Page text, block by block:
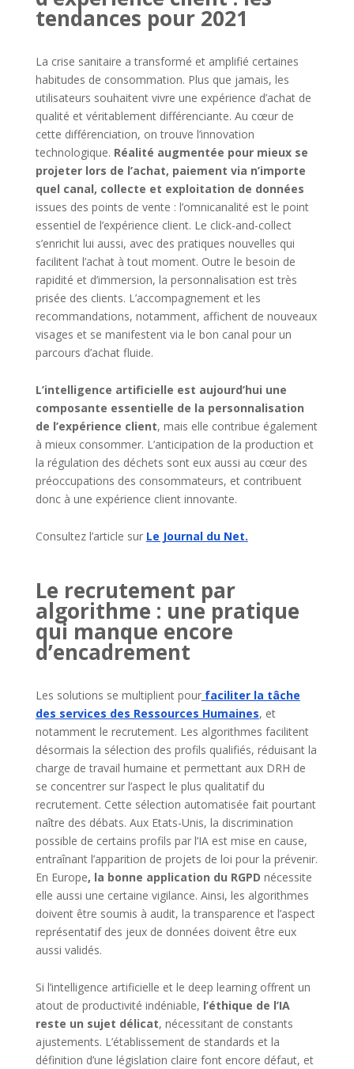
tendances pour 2021
La crise sanitaire a transformé et amplifié certaines
habitudes de consommation. Plus que jamais, les
utilisateurs souhaitent vivre une expérience d’achat de
qualité et véritablement différenciante. Au cœur de
cette différenciation, on trouve l’innovation
technologique. Réalité augmentée pour mieux se
projeter lors de l’achat, paiement via n’importe
quel canal, collecte et exploitation de données
issues des points de vente : l’omnicanalité est le point
essentiel de l’expérience client. Le click-and-collect
s’enrichit lui aussi, avec des pratiques nouvelles qui
facilitent l’achat à tout moment. Outre le besoin de
rapidité et d’immersion, la personnalisation est très
prisée des clients. L’accompagnement et les
recommandations, notamment, affichent de nouveaux
visages et se manifestent via le bon canal pour un
parcours d’achat fluide.
L’intelligence artificielle est aujourd’hui une
composante essentielle de la personnalisation
de l’expérience client, mais elle contribue également
à mieux consommer. L’anticipation de la production et
la régulation des déchets sont eux aussi au cœur des
préoccupations des consommateurs, et contribuent
donc à une expérience client innovante.
Consultez l’article sur Le Journal du Net.
Le recrutement par
algorithme : une pratique
qui manque encore
d’encadrement
Les solutions se multiplient pourfaciliter la tâche
des services des Ressources Humaines, et
notamment le recrutement. Les algorithmes facilitent
désormais la sélection des profils qualifiés, réduisant la
charge de travail humaine et permettant aux DRH de
se concentrer sur l’aspect le plus qualitatif du
recrutement. Cette sélection automatisée fait pourtant
naître des débats. Aux Etats-Unis, la discrimination
possible de certains profils par l’IA est mise en cause,
entraînant l’apparition de projets de loi pour la prévenir.
En Europe, la bonne application du RGPD nécessite
elle aussi une certaine vigilance. Ainsi, les algorithmes
doivent être soumis à audit, la transparence et l’aspect
représentatif des jeux de données doivent être eux
aussi validés.
Si l’intelligence artificielle et le deep learning offrent un
atout de productivité indéniable, l’éthique de l’IA
reste un sujet délicat, nécessitant de constants
ajustements. L’établissement de standards et la
définition d’une législation claire font encore défaut, et